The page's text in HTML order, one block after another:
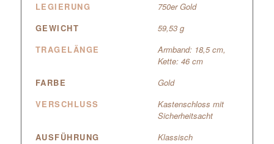
LEGIERUNG
750er Gold
GEWICHT
59,53 g
TRAGELÄNGE
Armband: 18,5 cm,
Kette: 46 cm
FARBE
Gold
VERSCHLUSS
Kastenschloss mit
Sicherheitsacht
AUSFÜHRUNG
Klassisch